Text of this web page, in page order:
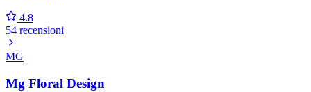
4.8
54 recensioni
MG
Mg Floral Design